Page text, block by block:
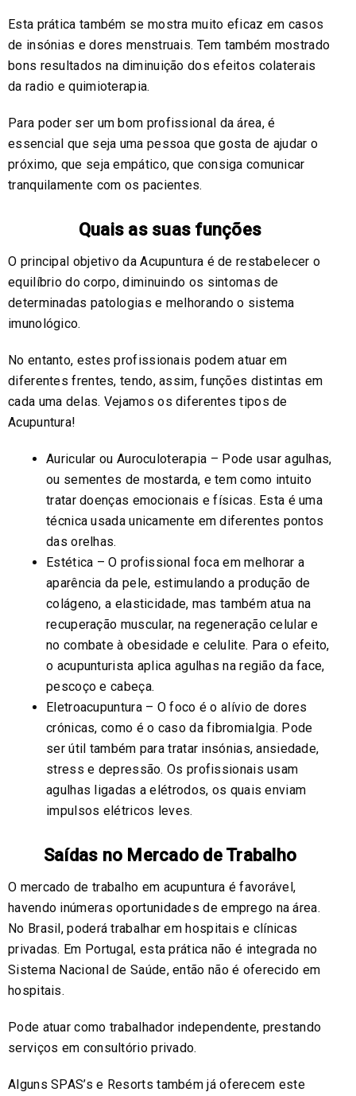
Esta prática também se mostra muito eficaz em casos
de insónias e dores menstruais. Tem também mostrado
bons resultados na diminuição dos efeitos colaterais
da radio e quimioterapia.
Para poder ser um bom profissional da área, é
essencial que seja uma pessoa que gosta de ajudar o
próximo, que seja empático, que consiga comunicar
tranquilamente com os pacientes.
Quais as suas funções
O principal objetivo da Acupuntura é de restabelecer o
equilíbrio do corpo, diminuindo os sintomas de
determinadas patologias e melhorando o sistema
imunológico.
No entanto, estes profissionais podem atuar em
diferentes frentes, tendo, assim, funções distintas em
cada uma delas. Vejamos os diferentes tipos de
Acupuntura!
Auricular ou Auroculoterapia – Pode usar agulhas,
ou sementes de mostarda, e tem como intuito
tratar doenças emocionais e físicas. Esta é uma
técnica usada unicamente em diferentes pontos
das orelhas.
Estética – O profissional foca em melhorar a
aparência da pele, estimulando a produção de
colágeno, a elasticidade, mas também atua na
recuperação muscular, na regeneração celular e
no combate à obesidade e celulite. Para o efeito,
o acupunturista aplica agulhas na região da face,
pescoço e cabeça.
Eletroacupuntura – O foco é o alívio de dores
crónicas, como é o caso da fibromialgia. Pode
ser útil também para tratar insónias, ansiedade,
stress e depressão. Os profissionais usam
agulhas ligadas a elétrodos, os quais enviam
impulsos elétricos leves.
Saídas no Mercado de Trabalho
O mercado de trabalho em acupuntura é favorável,
havendo inúmeras oportunidades de emprego na área.
No Brasil, poderá trabalhar em hospitais e clínicas
privadas. Em Portugal, esta prática não é integrada no
Sistema Nacional de Saúde, então não é oferecido em
hospitais.
Pode atuar como trabalhador independente, prestando
serviços em consultório privado.
Alguns SPAS’s e Resorts também já oferecem este